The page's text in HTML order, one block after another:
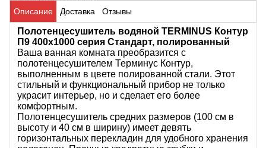
Описание Доставка Отзывы
Полотенцесушитель водяной TERMINUS Контур
П9 400х1000 серия Стандарт, полированный
Ваша ванная комната преобразится с
полотенцесушителем Терминус Контур,
выполненным в цвете полированной стали. Этот
стильный и функциональный прибор не только
украсит интерьер, но и сделает его более
комфортным.
Полотенцесушитель средних размеров (100 см в
высоту и 40 см в ширину) имеет девять
горизонтальных перекладин для удобного хранения